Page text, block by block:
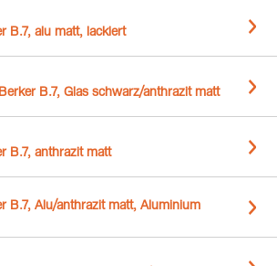
B.7, alu matt, lackiert
B.7, Glas schwarz/anthrazit matt
B.7, anthrazit matt
B.7, Alu/anthrazit matt, Aluminium